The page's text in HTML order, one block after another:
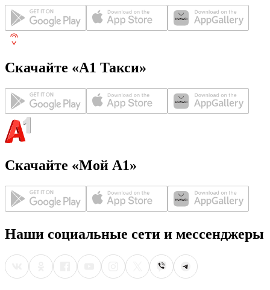
Скачайте «А1 Такси»
Скачайте «Мой А1»
Наши социальные сети и мессенджеры